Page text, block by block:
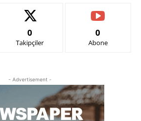
0
Takipçiler
0
Abone
- Advertisement -